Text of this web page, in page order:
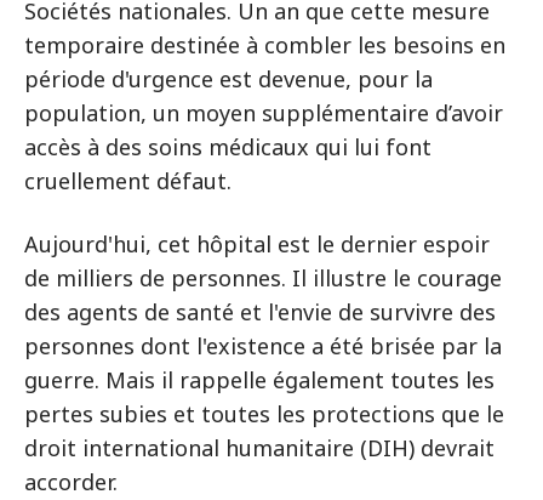
Sociétés nationales. Un an que cette mesure
temporaire destinée à combler les besoins en
période d'urgence est devenue, pour la
population, un moyen supplémentaire d’avoir
accès à des soins médicaux qui lui font
cruellement défaut.
Aujourd'hui, cet hôpital est le dernier espoir
de milliers de personnes. Il illustre le courage
des agents de santé et l'envie de survivre des
personnes dont l'existence a été brisée par la
guerre. Mais il rappelle également toutes les
pertes subies et toutes les protections que le
droit international humanitaire (DIH) devrait
accorder.